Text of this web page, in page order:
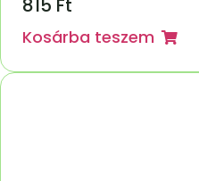
815 Ft
Kosárba teszem